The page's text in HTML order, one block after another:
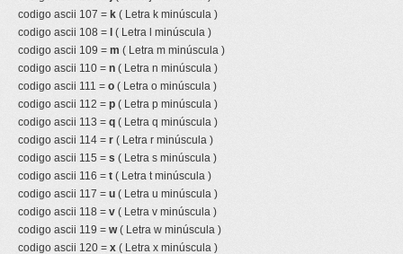
codigo ascii 107 = k ( Letra k minúscula )
codigo ascii 108 =
( Letra l minúscula )
codigo ascii 109 = m ( Letra m minúscula )
codigo ascii 110 = n ( Letra n minúscula )
codigo ascii 111 = o ( Letra o minúscula )
codigo ascii 112 = p ( Letra p minúscula )
codigo ascii 113 = q ( Letra q minúscula )
codigo ascii 114 = r ( Letra r minúscula )
codigo ascii 115 = s ( Letra s minúscula )
codigo ascii 116 = t ( Letra t minúscula )
codigo ascii 117 = u ( Letra u minúscula )
codigo ascii 118 = v ( Letra v minúscula )
codigo ascii 119 = w( Letra w minúscula )
codigo ascii 120 = x ( Letra x minúscula )